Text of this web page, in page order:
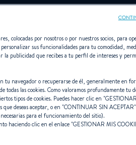
First para
colocadas por nosotros o por nuestros socios, para
sus funcionalidades para tu comodidad,
la publicidad que recibes a tu perfil de intereses y
tu navegador o recuperarse de él, generalmente en
todas las cookies. Como valoramos profundamente tu
tipos de cookies. Puedes hacer clic en "
que deseas aceptar, o en "CONTINUAR SIN ACEPTAR
para el funcionamiento del sitio).
haciendo clic en el enlace "GESTIONAR MIS